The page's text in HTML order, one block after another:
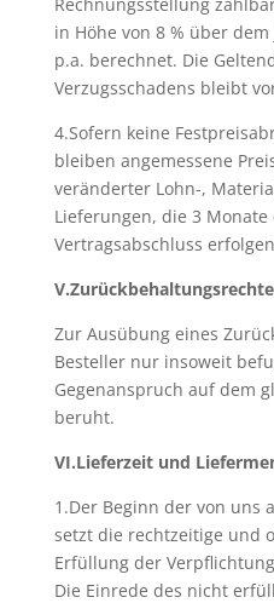
in Höhe von 8 % über
p.a. berechnet. Die
Verzugsschadens bleibt
4.Sofern keine
bleiben angemessene
veränderter Lohn-,
Lieferungen, die 3
Vertragsabschluss
V.Zurückbehaltungsrechte
Zur Ausübung eines
Besteller nur insoweit
Gegenanspruch auf dem
beruht.
VI.Lieferzeit und
1.Der Beginn der von uns
setzt die rechtzeitige und
Erfüllung der
Die Einrede des nicht